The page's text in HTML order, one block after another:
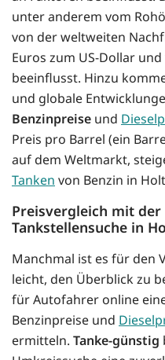
unter anderem vom
von der weltweiten
Euros zum US-Dollar
beeinflusst. Hinzu
und globale
Benzinpreise und
Preis pro Barrel (ein
auf dem Weltmarkt,
Tanken von Benzin in
Preisvergleich mit
Tankstellensuche in
Manchmal ist es für den
leicht, den Überblick zu
für Autofahrer online
Benzinpreise und
ermitteln. Tanke-günstig